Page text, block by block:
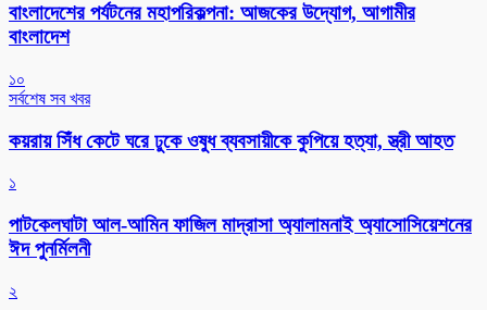
বাংলাদেশের পর্যটনের মহাপরিকল্পনা: আজকের উদ্যোগ, আগামীর
বাংলাদেশ
১০
সর্বশেষ সব খবর
কয়রায় সিঁধ কেটে ঘরে ঢুকে ওষুধ ব্যবসায়ীকে কুপিয়ে হত্যা, স্ত্রী আহত
১
পাটকেলঘাটা আল-আমিন ফাজিল মাদ্রাসা অ্যালামনাই অ্যাসোসিয়েশনের
ঈদ পুনর্মিলনী
২